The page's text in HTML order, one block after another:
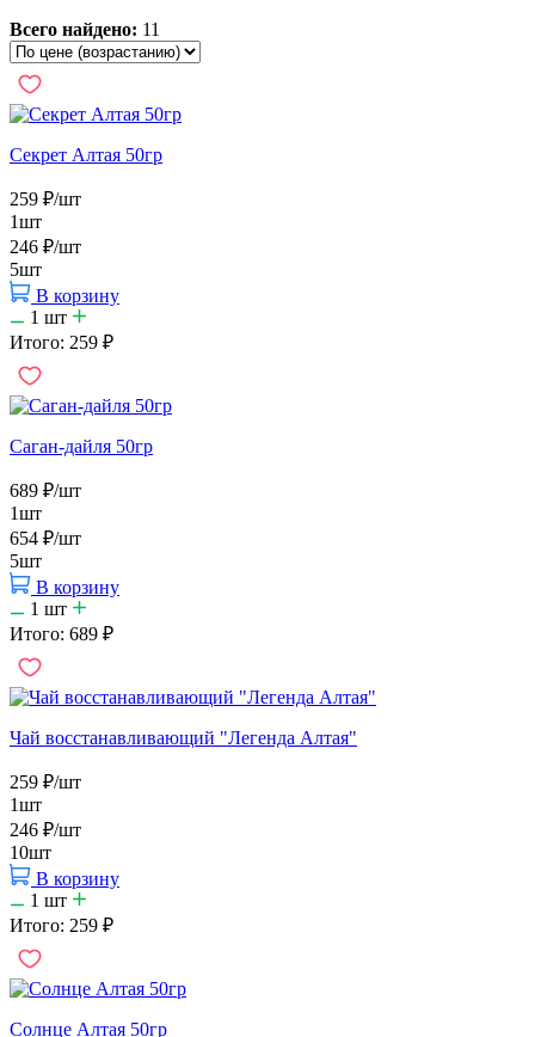
Всего найдено: 11
Секрет Алтая 50гр
259 ₽/шт
1шт
246 ₽/шт
5шт
В корзину
1 шт
Итого: 259 ₽
Саган-дайля 50гр
689 ₽/шт
1шт
654 ₽/шт
5шт
В корзину
1 шт
Итого: 689 ₽
Чай восстанавливающий "Легенда Алтая"
259 ₽/шт
1шт
246 ₽/шт
10шт
В корзину
1 шт
Итого: 259 ₽
Солнце Алтая 50гр